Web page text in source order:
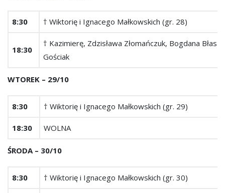
8:30 † Wiktorię i Ignacego Małkowskich (gr. 28)
18:30
† Kazimierę, Zdzisława Złomańczuk, Bogdana
Gościak
WTOREK – 29/10
8:30 † Wiktorię i Ignacego Małkowskich (gr. 29)
18:30 WOLNA
ŚRODA – 30/10
8:30 † Wiktorię i Ignacego Małkowskich (gr. 30)